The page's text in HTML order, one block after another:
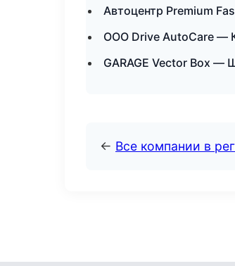
Автоцентр Premium
ООО Drive AutoCare —
GARAGE Vector Box —
← Все компании в